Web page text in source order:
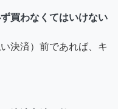
買わなくてはいけない
決済）前であれば、キ